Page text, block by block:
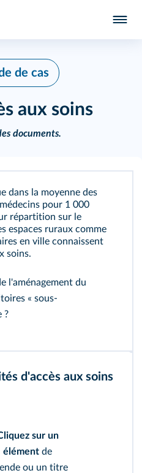
de cas
aux soins
documents.
dans la moyenne des
pour 1 000
répartition sur le
espaces ruraux comme
en ville connaissent
soins.
l'aménagement du
« sous-
?
d'accès aux soins
sur un
élément de
ou un titre